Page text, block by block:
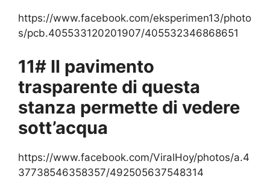
https://www.facebook.com/eksperimen13/photo
s/pcb.405533120201907/405532346868651
11# Il pavimento
trasparente di questa
stanza permette di vedere
sott’acqua
https://www.facebook.com/ViralHoy/photos/a.4
37738546358357/492505637548314